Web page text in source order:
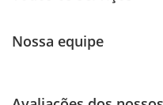
Nossa equipe